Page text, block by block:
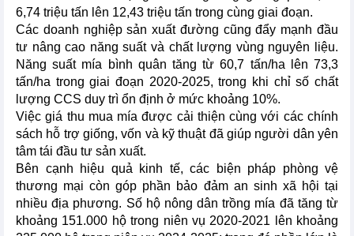
6,74 triệu tấn lên 12,43 triệu tấn trong cùng giai đoạn.
Các doanh nghiệp sản xuất đường cũng đẩy mạnh đầu
tư nâng cao năng suất và chất lượng vùng nguyên liệu.
Năng suất mía bình quân tăng từ 60,7 tấn/ha lên 73,3
tấn/ha trong giai đoạn 2020-2025, trong khi chỉ số chất
lượng CCS duy trì ổn định ở mức khoảng 10%.
Việc giá thu mua mía được cải thiện cùng với các chính
sách hỗ trợ giống, vốn và kỹ thuật đã giúp người dân yên
tâm tái đầu tư sản xuất.
Bên cạnh hiệu quả kinh tế, các biện pháp phòng vệ
thương mại còn góp phần bảo đảm an sinh xã hội tại
nhiều địa phương. Số hộ nông dân trồng mía đã tăng từ
khoảng 151.000 hộ trong niên vụ 2020-2021 lên khoảng